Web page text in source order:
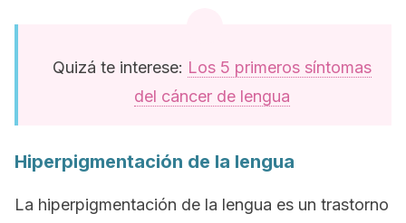
Quizá te interese: Los 5 primeros síntomas
del cáncer de lengua
Hiperpigmentación de la lengua
La hiperpigmentación de la lengua es un trastorno